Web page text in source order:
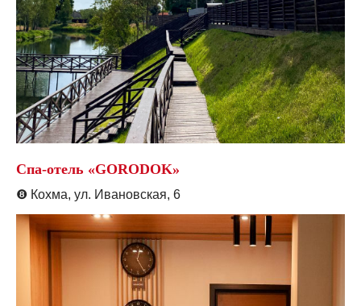
Спа-отель «GORODOK»
❽ Кохма, ул. Ивановская, 6